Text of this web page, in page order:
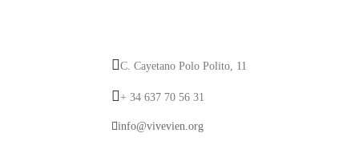
C. Cayetano Polo Polito, 11
+ 34 637 70 56 31
info@vivevien.org